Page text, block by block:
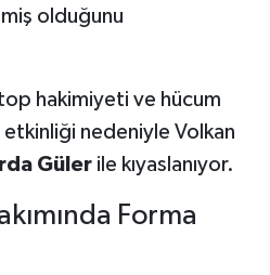
olduğunu
hakimiyeti ve hücum
nedeniyle Volkan
Gülerile kıyaslanıyor.
Forma